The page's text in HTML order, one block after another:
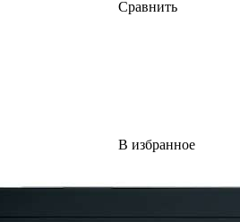
Сравнить
В избранное